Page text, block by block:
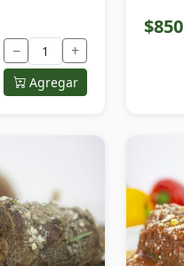
− +
Agregar
$850